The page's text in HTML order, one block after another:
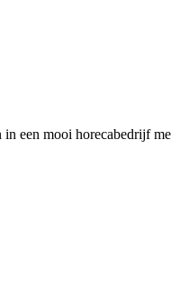
een mooi horecabedrijf